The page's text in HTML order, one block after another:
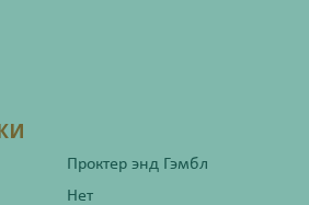
Проктер энд Гэмбл
Нет